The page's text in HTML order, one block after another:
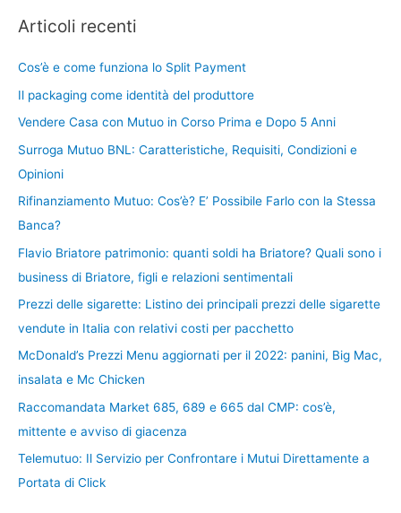
Articoli recenti
Cos’è e come funziona lo Split Payment
Il packaging come identità del produttore
Vendere Casa con Mutuo in Corso Prima e Dopo 5 Anni
Surroga Mutuo BNL: Caratteristiche, Requisiti, Condizioni e
Opinioni
Rifinanziamento Mutuo: Cos’è? E’ Possibile Farlo con la Stessa
Banca?
Flavio Briatore patrimonio: quanti soldi ha Briatore? Quali sono i
business di Briatore, figli e relazioni sentimentali
Prezzi delle sigarette: Listino dei principali prezzi delle sigarette
vendute in Italia con relativi costi per pacchetto
McDonald’s Prezzi Menu aggiornati per il 2022: panini, Big Mac,
insalata e Mc Chicken
Raccomandata Market 685, 689 e 665 dal CMP: cos’è,
mittente e avviso di giacenza
Telemutuo: Il Servizio per Confrontare i Mutui Direttamente a
Portata di Click